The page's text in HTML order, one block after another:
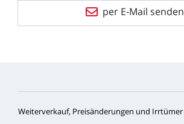
per E-Mail senden
Weiterverkauf, Preisänderungen und Irrtümer